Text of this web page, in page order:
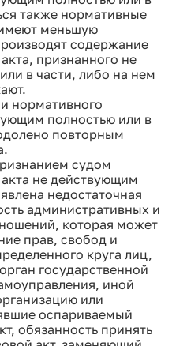
также нормативные
меньшую
содержание
признанного не
в части, либо на нем
нормативного
полностью или в
повторным
судом
не действующим
недостаточная
административных и
которая может
прав, свобод и
круга лиц,
государственной
иной
или
оспариваемый
обязанность принять